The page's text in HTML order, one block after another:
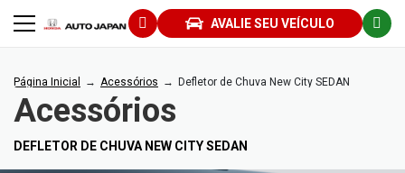
AVALIE SEU VEÍCULO
Página Inicial Acessórios Defletor de Chuva New City SEDAN
Acessórios
DEFLETOR DE CHUVA NEW CITY SEDAN